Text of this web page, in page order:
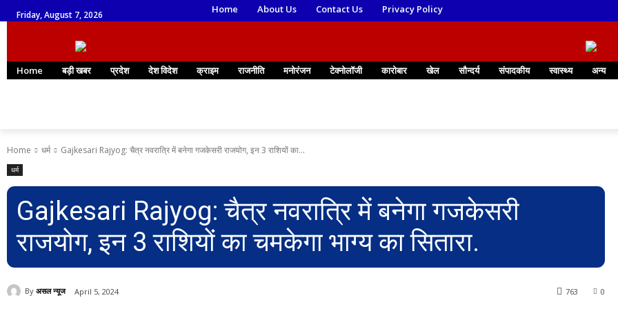
Friday, August 7, 2026 Home About Us Contact Us Privacy Policy
Home बड़ी खबर प्रदेश देश विदेश क्राइम राजनीति मनोरंजन टेक्नोलॉजी कारोबार खेल सौन्दर्य संपादकीय स्वास्थ्य अन्य
Home धर्म Gajkesari Rajyog: चैत्र नवरात्रि में बनेगा गजकेसरी राजयोग, इन 3 राशियों का...
धर्म
Gajkesari Rajyog: चैत्र नवरात्रि में बनेगा गजकेसरी
राजयोग, इन 3 राशियों का चमकेगा भाग्य का सितारा.
By असल न्यूज April 5, 2024 0
763